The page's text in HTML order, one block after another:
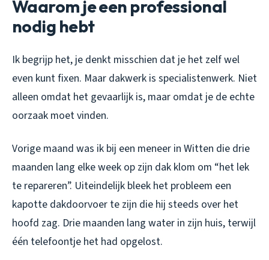
Waarom je een professional
nodig hebt
Ik begrijp het, je denkt misschien dat je het zelf wel
even kunt fixen. Maar dakwerk is specialistenwerk. Niet
alleen omdat het gevaarlijk is, maar omdat je de echte
oorzaak moet vinden.
Vorige maand was ik bij een meneer in Witten die drie
maanden lang elke week op zijn dak klom om “het lek
te repareren”. Uiteindelijk bleek het probleem een
kapotte dakdoorvoer te zijn die hij steeds over het
hoofd zag. Drie maanden lang water in zijn huis, terwijl
één telefoontje het had opgelost.